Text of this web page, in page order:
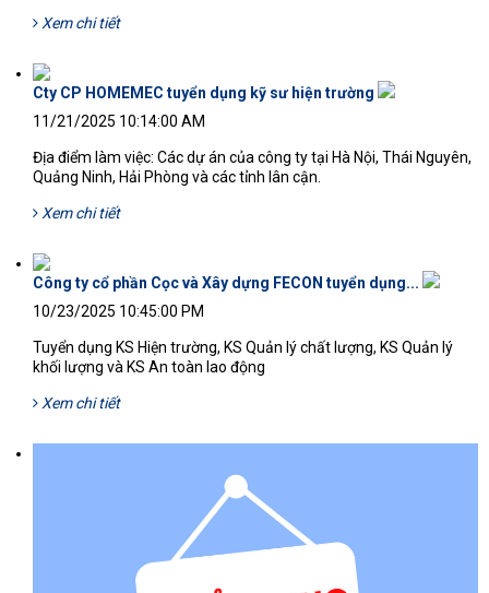
Xem chi tiết
Cty CP HOMEМЕС tuyển dụng kỹ sư hiện trường
11/21/2025 10:14:00 AM
Địa điểm làm việc: Các dự án của công ty tại Hà Nội, Thái Nguyên,
Quảng Ninh, Hải Phòng và các tỉnh lân cận.
Xem chi tiết
Công ty cổ phần Cọc và Xây dựng FECON tuyển dụng...
10/23/2025 10:45:00 PM
Tuyển dụng KS Hiện trường, KS Quản lý chất lượng, KS Quản lý
khối lượng và KS An toàn lao động
Xem chi tiết